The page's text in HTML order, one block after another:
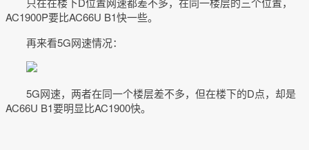
AC1900P要比AC66U B1快一些。
再来看5G网速情况：
5G网速，两者在同一个楼层差不多，但在楼下的D点，却是
AC66U B1要明显比AC1900快。